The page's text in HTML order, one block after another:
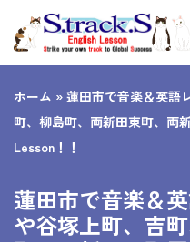
コ
テ
ン
ツ
ス
キ
ホーム » 蓮田市で音楽＆英語
町、柳島町、両新田東町、両
Lesson！！
蓮田市で音楽＆
や谷塚上町、吉